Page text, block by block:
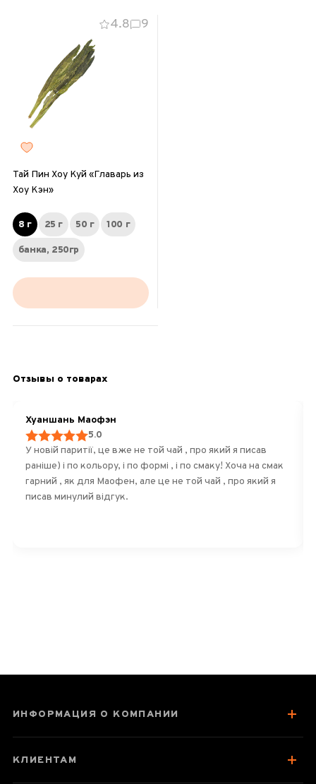
4.8 9
Тай Пин Хоу Куй «Главарь из
Хоу Кэн»
8 г 25 г 50 г 100 г
банка, 250гр
Отзывы о товарах
Хуаншань Маофэн
5.0
У новій паритії, це вже не той чай , про який я писав
раніше) і по кольору, і по формі , і по смаку! Хоча на смак
гарний , як для Маофен, але це не той чай , про який я
писав минулий відгук.
ИНФОРМАЦИЯ О КОМПАНИИ
КЛИЕНТАМ